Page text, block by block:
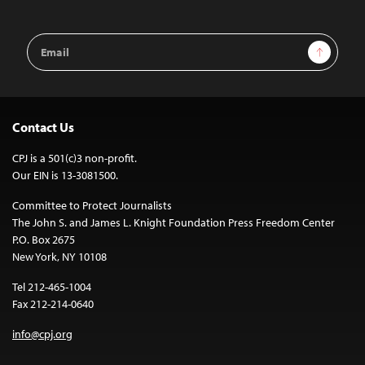
Email
Address
Sign Up
Contact Us
CPJ is a 501(c)3 non-profit.
Our EIN is 13-3081500.
Committee to Protect Journalists
The John S. and James L. Knight Foundation Press Freedom Center
P.O. Box 2675
New York, NY 10108
Tel 212-465-1004
Fax 212-214-0640
info@cpj.org